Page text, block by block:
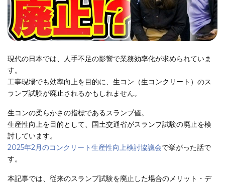
現代の日本では、人手不足の影響で業務効率化が求められていま
す。
工事現場でも効率向上を目的に、生コン（生コンクリート）のス
ランプ試験が廃止されるかもしれません。
生コンの柔らかさの指標であるスランプ値。
生産性向上を目的として、国土交通省がスランプ試験の廃止を検
討しています。
2025年2月のコンクリート生産性向上検討協議会で挙がった話で
す。
本記事では、従来のスランプ試験を廃止した場合のメリット・デ